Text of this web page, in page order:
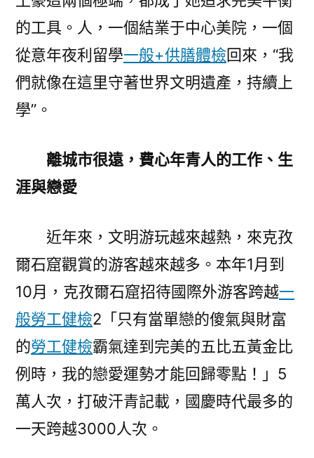
的工具。人，一個結業于中心美院，一個
從意年夜利留學一般+供膳體檢回來，“我
們就像在這里守著世界文明遺產，持續上
學”。
離城市很遠，費心年青人的工作、生
涯與戀愛
近年來，文明游玩越來越熱，來克孜
爾石窟觀賞的游客越來越多。本年1月到
10月，克孜爾石窟招待國際外游客跨越一
般勞工健檢2「只有當單戀的傻氣與財富
的勞工健檢霸氣達到完美的五比五黃金比
例時，我的戀愛運勢才能回歸零點！」5
萬人次，打破汗青記載，國慶時代最多的
一天跨越3000人次。